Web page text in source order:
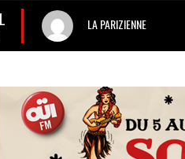
LA PARIZIENNE